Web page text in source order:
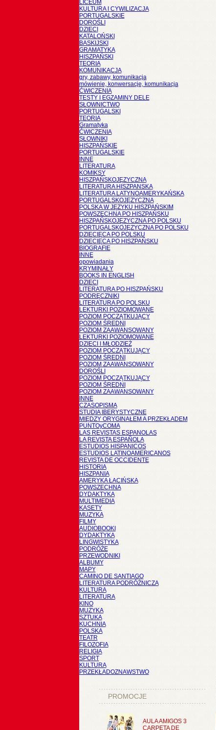
LICEUM
KULTURA I CYWILIZACJA
PORTUGALSKIE
DOROŚLI
DZIECI
KATALOŃSKI
BASKIJSKI
GRAMATYKA
HISZPAŃSKI
TEORIA
KOMUNIKACJA
gry, zabawy, komunikacja
mówienie, konwersacje, komunikacja
ĆWICZENIA
TESTY I EGZAMINY DELE
SŁOWNICTWO
PORTUGALSKI
TEORIA
Gramatyka
ĆWICZENIA
SŁOWNIKI
HISZPAŃSKIE
PORTUGALSKIE
INNE
LITERATURA
KOMIKSY
HISZPAŃSKOJĘZYCZNA
LITERATURA HISZPANSKA
LITERATURA LATYNOAMERYKAŃSKA
PORTUGALSKOJĘZYCZNA
POLSKA W JĘZYKU HISZPAŃSKIM
POWSZECHNA PO HISZPAŃSKU
HISZPAŃSKOJĘZYCZNA PO POLSKU
PORTUGALSKOJĘZYCZNA PO POLSKU
DZIECIĘCA PO POLSKU
DZIECIĘCA PO HISZPAŃSKU
BIOGRAFIE
INNE
opowiadania
KRYMINAŁY
BOOKS IN ENGLISH
DZIECI
LITERATURA PO HISZPAŃSKU
PODRĘCZNIKI
LITERATURA PO POLSKU
LEKTURKI POZIOMOWANE
POZIOM POCZĄTKUJĄCY
POZIOM ŚREDNI
POZIOM ZAAWANSOWANY
LEKTURKI POZIOMOWANE
DZIECI I MŁODZIEŻ
POZIOM POCZĄTKUJĄCY
POZIOM ŚREDNI
POZIOM ZAAWANSOWANY
DOROŚLI
POZIOM POCZĄTKUJĄCY
POZIOM ŚREDNI
POZIOM ZAAWANSOWANY
INNE
CZASOPISMA
STUDIA IBERYSTYCZNE
MIĘDZY ORYGINAŁEM A PRZEKŁADEM
PUNTOyCOMA
LAS REVISTAS ESPANOLAS
LA REVISTA ESPAÑOLA
ESTUDIOS HISPANICOS
ESTUDIOS LATINOAMERICANOS
REVISTA DE OCCIDENTE
HISTORIA
HISZPANIA
AMERYKA ŁACIŃSKA
POWSZECHNA
DYDAKTYKA
MULTIMEDIA
KASETY
MUZYKA
FILMY
AUDIOBOOKI
DYDAKTYKA
LINGWISTYKA
PODRÓŻE
PRZEWODNIKI
ALBUMY
MAPY
CAMINO DE SANTIAGO
LITERATURA PODRÓŻNICZA
KULTURA
LITERATURA
KINO
MUZYKA
SZTUKA
KUCHNIA
POLSKA
TEATR
FILOZOFIA
RELIGIA
SPORT
KULTURA
PRZEKŁADOZNAWSTWO
PROMOCJE
AULA AMIGOS 3
CARPETA DE